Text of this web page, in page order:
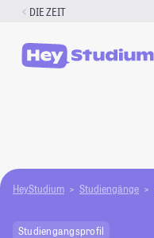
Zum
springen
DIE ZEIT
HeyStudium Studiengänge
Studiengangsprofil